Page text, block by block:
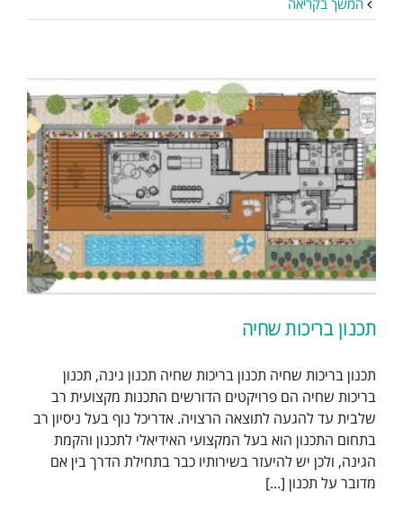
תכנון בריכות שחיה
תכנון בריכות שחיה תכנון בריכות שחיה תכנון גינה, תכנון
בריכות שחיה הם פרויקטים הדורשים התכנות מקצועית רב
שלבית עד להגעה לתוצאה הרצויה. אדריכל נוף בעל ניסיון רב
בתחום התכנון הוא בעל המקצועי האידיאלי לתכנון והקמת
הגינה, ולכן יש להיעזר בשירותיו כבר בתחילת הדרך בין אם
מדובר על תכנון [...]